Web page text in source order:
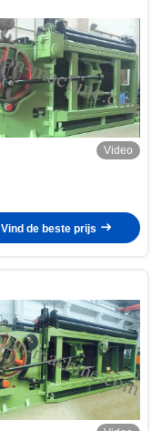
Video
Vind de beste prijs